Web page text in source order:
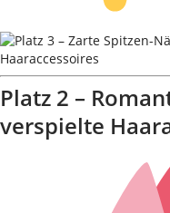
Platz 2 –
verspielte